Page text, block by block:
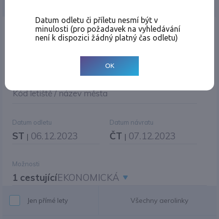
Místo odletu
Kód letiště / název města
Datum odletu
ST | 06.12.2023
Datum návratu
ČT | 07.12.2023
Možnosti
1 cestujícíEKONOMICKÁ
Jen přímé lety Všechny aerolinky
Datum odletu či příletu nesmí být v
minulosti (pro požadavek na vyhledávání
není k dispozici žádný platný čas odletu)
OK